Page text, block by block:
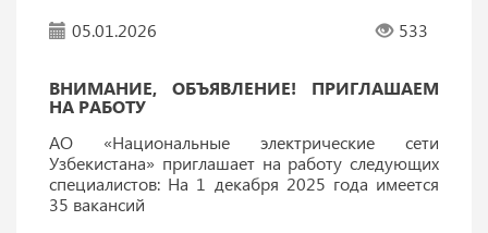
05.01.2026
533
ВНИМАНИЕ, ОБЪЯВЛЕНИЕ! ПРИГЛАШАЕМ
НА РАБОТУ
АО «Национальные электрические сети
Узбекистана» приглашает на работу следующих
специалистов: На 1 декабря 2025 года имеется
35 вакансий